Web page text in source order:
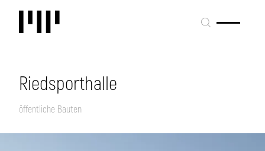
Riedsporthalle
öffentliche Bauten